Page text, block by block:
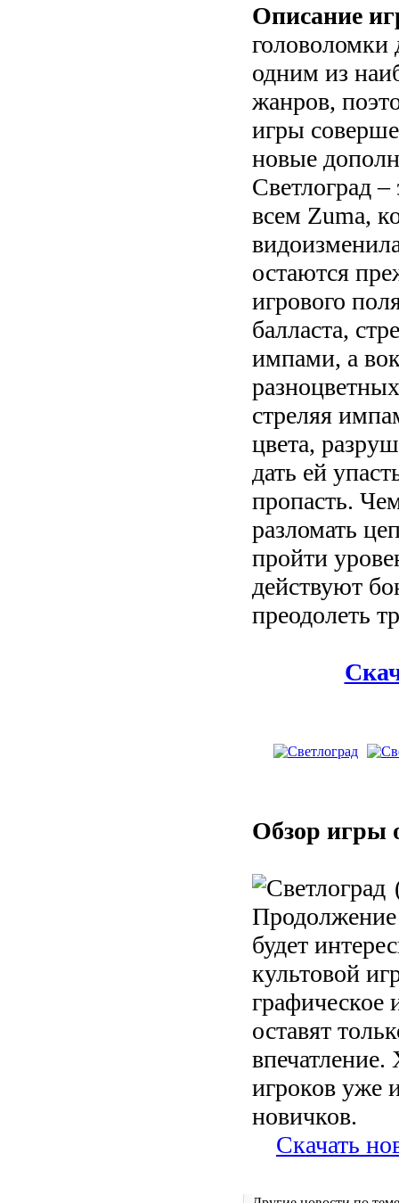
Описание
головоломки
одним из
жанров,
игры
новые
Светлоград –
всем Zuma,
остаются
игрового
балласта,
импами, а
стреляя
цвета,
дать ей
пропасть.
разломать
пройти
действуют
преодолеть
Обзор игры
будет
культовой
графическое
оставят
игроков уже
новичков.
Скачать